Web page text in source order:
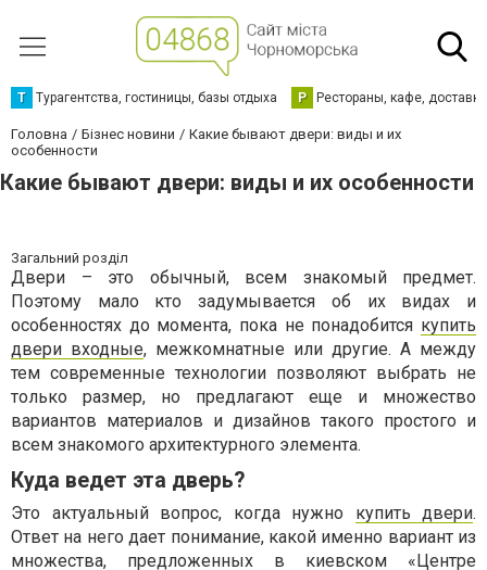
Т Турагентства, гостиницы, базы отдыха Р Рестораны, кафе,
Головна Бізнес новини
Какие бывают двери: виды и их
особенности
Какие бывают двери: виды и их особенности
Загальний розділ
Двери – это обычный, всем знакомый предмет.
Поэтому мало кто задумывается об их видах и
особенностях до момента, пока не понадобится купить
двери входные, межкомнатные или другие. А между
тем современные технологии позволяют выбрать не
только размер, но предлагают еще и множество
вариантов материалов и дизайнов такого простого и
всем знакомого архитектурного элемента.
Куда ведет эта дверь?
Это актуальный вопрос, когда нужно купить двери.
Ответ на него дает понимание, какой именно вариант из
множества, предложенных в киевском «Центре